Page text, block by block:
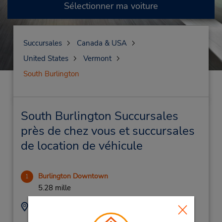
Sélectionner ma voiture
Succursales
Canada & USA
United States
Vermont
South Burlington
South Burlington Succursales
près de chez vous et succursales
de location de véhicule
1 Burlington Downtown
5.28 mille
Adresse :